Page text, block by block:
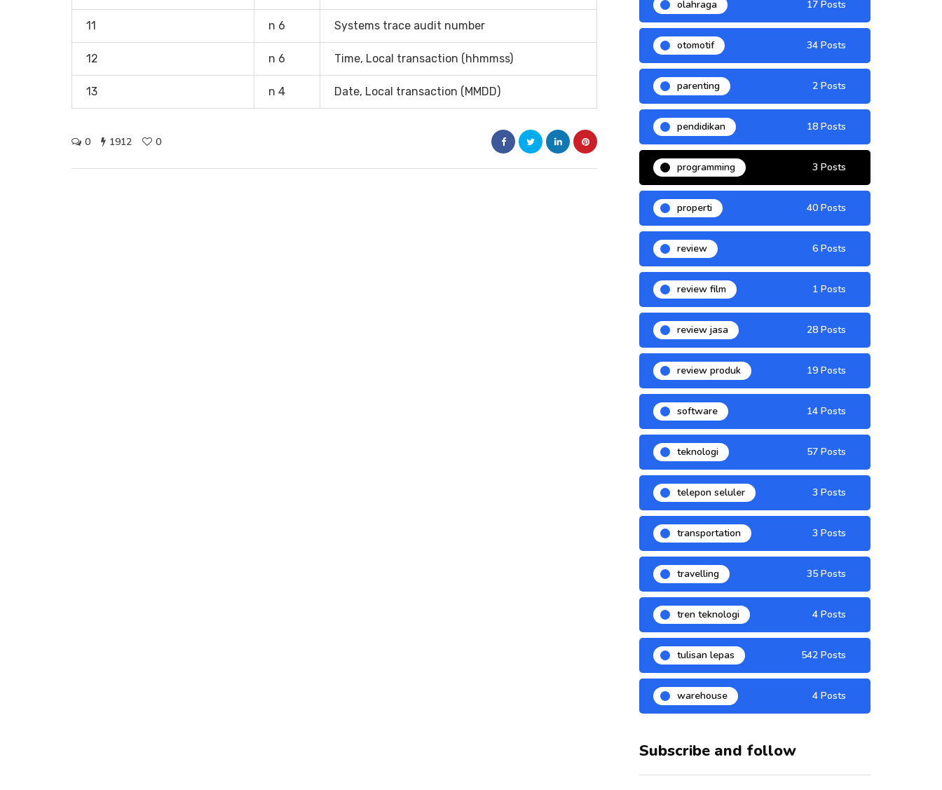
11 n 6 Systems trace audit number
12 n 6 Time, Local transaction (hhmmss)
13 n 4 Date, Local transaction (MMDD)
0 1912 0
olahraga 17 Posts
otomotif 34 Posts
parenting 2 Posts
pendidikan 18 Posts
programming 3 Posts
properti 40 Posts
review 6 Posts
review film 1 Posts
review jasa 28 Posts
review produk 19 Posts
software 14 Posts
teknologi 57 Posts
telepon seluler 3 Posts
transportation 3 Posts
travelling 35 Posts
tren teknologi 4 Posts
tulisan lepas 542 Posts
warehouse 4 Posts
Subscribe and follow